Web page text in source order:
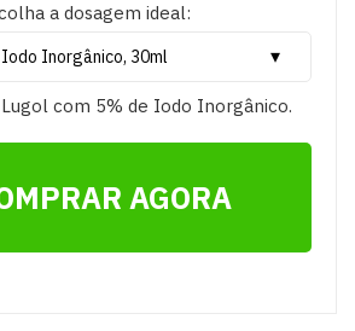
a dosagem ideal:
com 5% de Iodo Inorgânico.
AGORA